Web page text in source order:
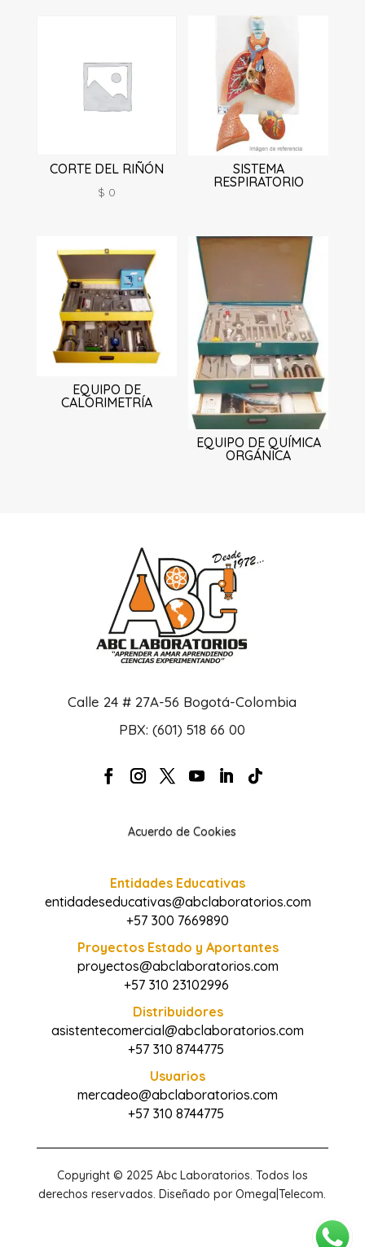
CORTE DEL RIÑÓN
$ 0
SISTEMA
RESPIRATORIO
EQUIPO DE
CALORIMETRÍA
EQUIPO DE QUÍMICA
ORGÁNICA
Calle 24 # 27A-56 Bogotá-Colombia
PBX: (601) 518 66 00
Acuerdo de Cookies
Entidades Educativas
entidadeseducativas@abclaboratorios.com
+57 300 7669890
Proyectos Estado y Aportantes
proyectos@abclaboratorios.com
+57 310 23102996
Distribuidores
asistentecomercial@abclaboratorios.com
+57 310 8744775
Usuarios
mercadeo@abclaboratorios.com
+57 310 8744775
Copyright © 2025 Abc Laboratorios. Todos los
derechos reservados. Diseñado por Omega|Telecom.